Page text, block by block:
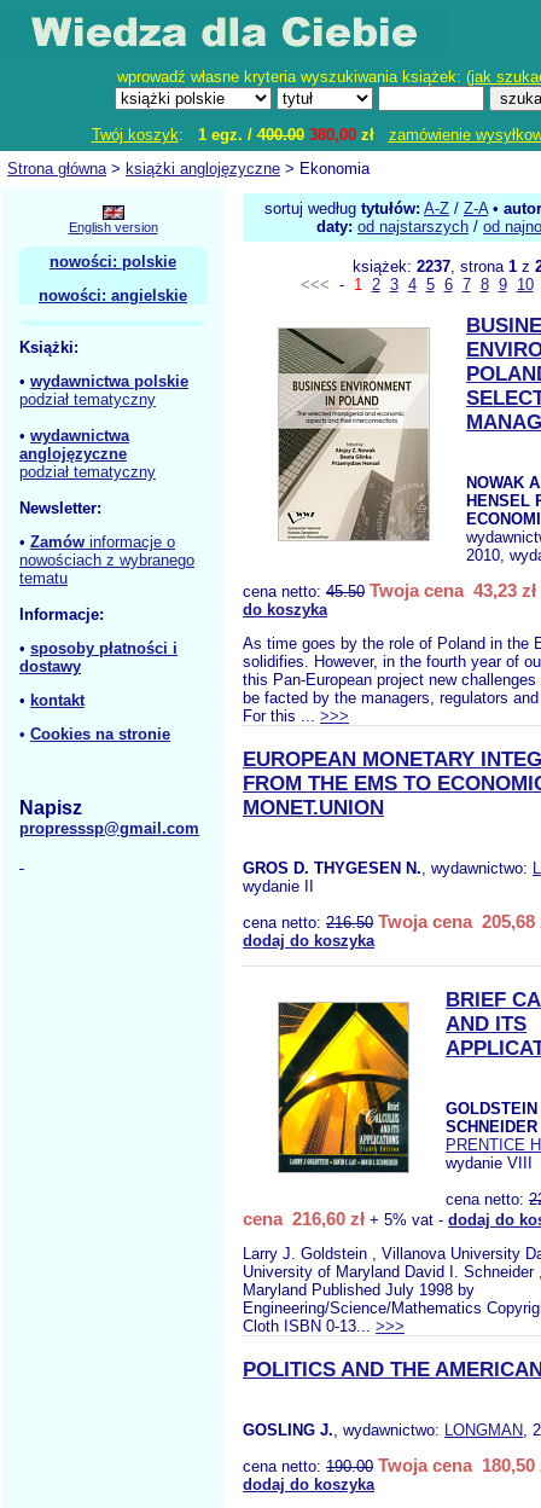
wprowadź własne kryteria wyszukiwania książek: (jak
Twój koszyk: 1 egz. /400.00 380,00zł
zamówienie
Strona główna> książki anglojęzyczne > Ekonomia
English version
nowości: polskie
nowości: angielskie
Książki:
• wydawnictwa polskie
podział tematyczny
• wydawnictwa
anglojęzyczne
podział tematyczny
Newsletter:
• Zamów informacje o
nowościach z wybranego
tematu
Informacje:
• sposoby płatności i
dostawy
• kontakt
• Cookies na stronie
Napisz
propresssp@gmail.com
sortuj według tytułów: A-Z / Z-A•
daty: od najstarszych / od
książek: 2237, strona 1z
<<< - 1 2 3 4 5 6 7 8 9 10
NOWAK
HENSEL
2010,
cena netto: 45.50 Twoja cena 43,23 zł
do koszyka
As time goes by the role of Poland in the
solidifies. However, in the fourth year of
this Pan-European project new
be facted by the managers, regulators
For this ... >>>
EUROPEAN MONETARY
FROM THE EMS TO
MONET.UNION
GROS D. THYGESEN N., wydawnictwo:
wydanie II
cena netto: 216.50 Twoja cena 205,68
dodaj do koszyka
BRIEF
AND ITS
SCHNEIDER
PRENTICE
wydanie VIII
cena netto:
cena 216,60 zł + 5% vat - dodaj do
Larry J. Goldstein , Villanova University
University of Maryland David I.
Maryland Published July 1998 by
Engineering/Science/Mathematics
Cloth ISBN 0-13... >>>
POLITICS AND THE
GOSLING J., wydawnictwo: LONGMAN,
cena netto: 190.00 Twoja cena 180,50
dodaj do koszyka